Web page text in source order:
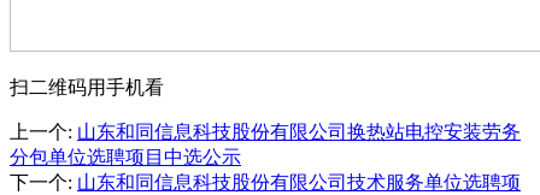
扫二维码用手机看
上一个: 山东和同信息科技股份有限公司换热站电控安装劳务
分包单位选聘项目中选公示
下一个: 山东和同信息科技股份有限公司技术服务单位选聘项